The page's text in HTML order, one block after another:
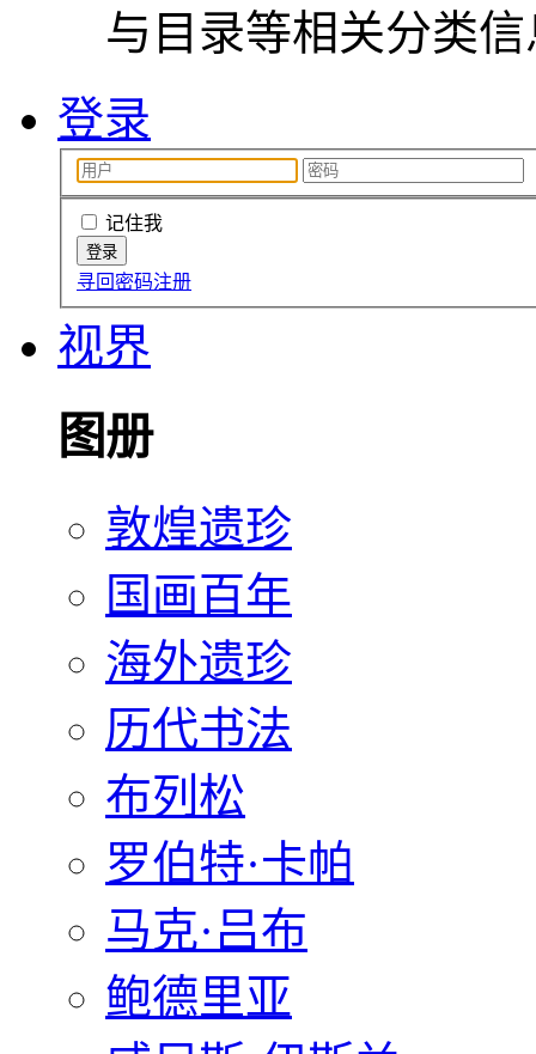
与目录等相关分类
登录
记住我
寻回密码注册
视界
图册
敦煌遗珍
国画百年
海外遗珍
历代书法
布列松
罗伯特·卡帕
马克·吕布
鲍德里亚